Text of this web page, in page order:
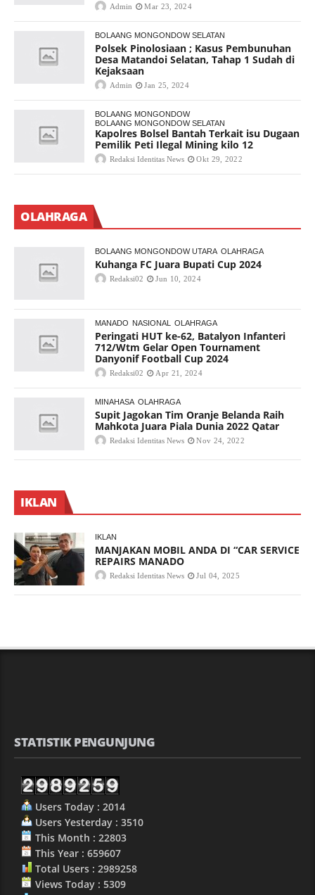
Admin Mar 23, 2024
BOLAANG MONGONDOW SELATAN
Polsek Pinolosiaan ; Kasus Pembunuhan
Desa Matandoi Selatan, Tahap 1 Sudah di
Kejaksaan
Admin Jan 25, 2024
BOLAANG MONGONDOW
BOLAANG MONGONDOW SELATAN
Kapolres Bolsel Bantah Terkait isu Dugaan
Pemilik Peti Ilegal Mining kilo 12
Redaksi Identitas News Okt 29, 2022
OLAHRAGA
BOLAANG MONGONDOW UTARA OLAHRAGA
Kuhanga FC Juara Bupati Cup 2024
Redaksi02 Jun 10, 2024
MANADO NASIONAL OLAHRAGA
Peringati HUT ke-62, Batalyon Infanteri
712/Wtm Gelar Open Tournament
Danyonif Football Cup 2024
Redaksi02 Apr 21, 2024
MINAHASA OLAHRAGA
Supit Jagokan Tim Oranje Belanda Raih
Mahkota Juara Piala Dunia 2022 Qatar
Redaksi Identitas News Nov 24, 2022
IKLAN
IKLAN
MANJAKAN MOBIL ANDA DI “CAR SERVICE
REPAIRS MANADO
Redaksi Identitas News Jul 04, 2025
STATISTIK PENGUNJUNG
Users Today : 2014
Users Yesterday : 3510
This Month : 22803
This Year : 659607
Total Users : 2989258
Views Today : 5309